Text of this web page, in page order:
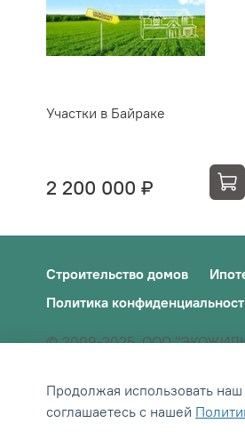
Участки в Байраке
2 200 000 ₽
Строительство домов
Политика
© 2009-2025, ООО
Сделано в Хезар
Продолжая использовать наш
соглашаетесь с нашей